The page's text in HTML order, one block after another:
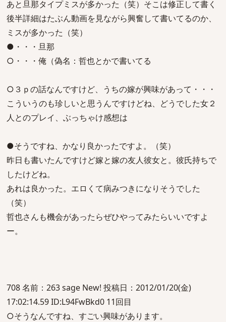
あと旦那タイプミスが多かった（笑）そこは修正して書く
後半詳細はたぶん動画を見ながら興奮して書いてるのか、
ミスが多かった（笑）
●・・・旦那
○・・・俺（偽名：哲也とかで書いてる
○３ｐの話なんですけど、うちの嫁が興味があって・・・
こういうのも珍しいと思うんですけどね、どうでした女２
人とのプレイ、ぶっちゃけ感想は
●そうですね、かなり良かったですよ。（笑）
昨日も書いたんですけど嫁と嫁の友人彼女と。彼氏持ちで
したけどね。
あれは良かった。エロくて病みつきになりそうでした
（笑）
哲也さんも機会があったらぜひやってみたらいいですよ
ー。
708 名前：263 sage New! 投稿日：2012/01/20(金)
17:02:14.59 ID:L94FwBkd0 11回目
○そうなんですね、すごい興味があります。